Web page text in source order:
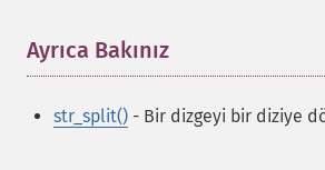
Ayrıca Bakınız
str_split() - Bir dizgeyi bir diziye